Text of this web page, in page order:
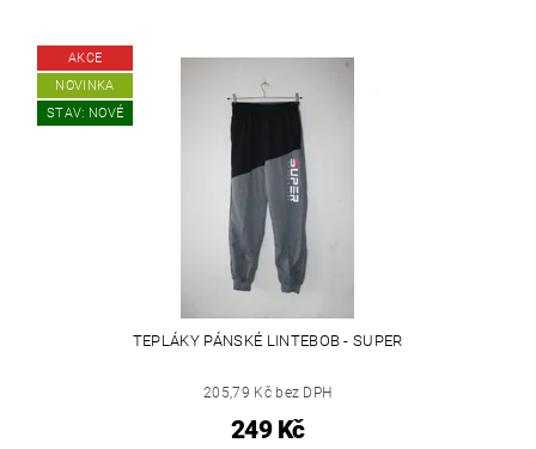
AKCE
NOVINKA
STAV: NOVÉ
TEPLÁKY PÁNSKÉ LINTEBOB - SUPER
205,79 Kč bez DPH
249 Kč